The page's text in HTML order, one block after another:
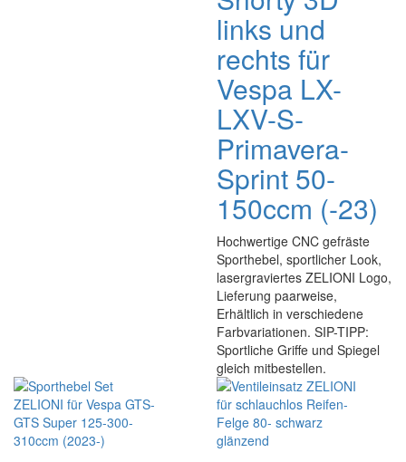
links und
rechts für
Vespa LX-
LXV-S-
Primavera-
Sprint 50-
150ccm (-23)
Hochwertige CNC gefräste
Sporthebel, sportlicher Look,
lasergraviertes ZELIONI Logo,
Lieferung paarweise,
Erhältlich in verschiedene
Farbvariationen. SIP-TIPP:
Sportliche Griffe und Spiegel
gleich mitbestellen.